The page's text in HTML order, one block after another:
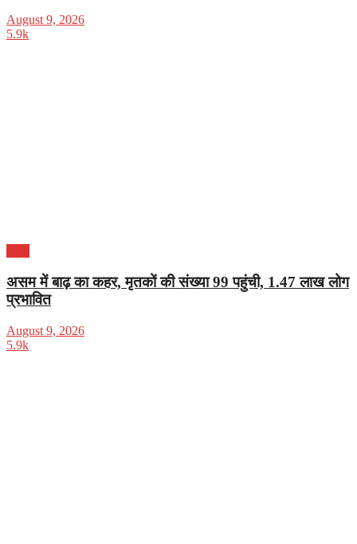
August 9, 2026
5.9k
असम में बाढ़ का कहर, मृतकों की संख्या 99 पहुंची, 1.47 लाख लोग
प्रभावित
August 9, 2026
5.9k